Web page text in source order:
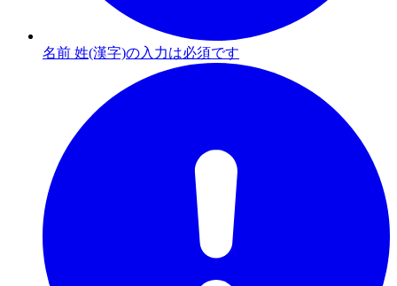
名前 姓(漢字)の入力は必須です